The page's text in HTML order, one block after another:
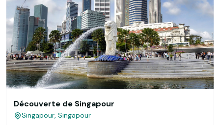
Découverte de Singapour
Singapour, Singapour